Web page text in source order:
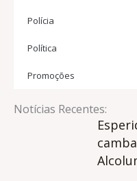
Polícia
Política
Promoções
Notícias Recentes: